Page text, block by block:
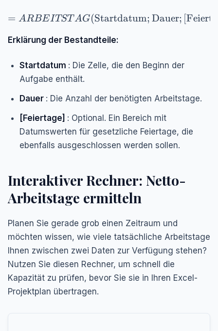
=ARBEITSTAG(\text{Startdatum};
= ARBEITST AG(Startdatum; Dauer;
Erklärung der Bestandteile:
Startdatum : Die Zelle, die den Beginn der
Aufgabe enthält.
Dauer : Die Anzahl der benötigten Arbeitstage.
[Feiertage] : Optional. Ein Bereich mit
Datumswerten für gesetzliche Feiertage, die
ebenfalls ausgeschlossen werden sollen.
Interaktiver Rechner: Netto-
Arbeitstage ermitteln
Planen Sie gerade grob einen Zeitraum und
möchten wissen, wie viele tatsächliche Arbeitstage
Ihnen zwischen zwei Daten zur Verfügung stehen?
Nutzen Sie diesen Rechner, um schnell die
Kapazität zu prüfen, bevor Sie sie in Ihren Excel-
Projektplan übertragen.